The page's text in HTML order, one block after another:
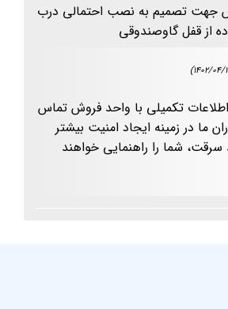
جهت تصمیم به نصب احتمالی درب
از قفل گاوصندوقی
تکمیلی با واحد فروش تماس
ما در زمینه ایجاد امنیت بیشتر
شما را راهنمایی خواهند